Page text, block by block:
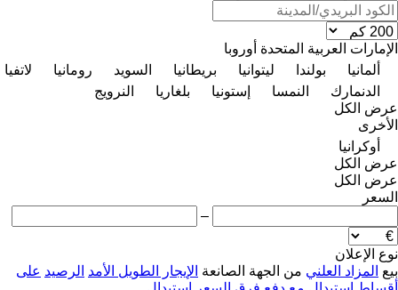
الإمارات العربية المتحدة أوروبا
ألمانيا
بولندا ليتوانيا بريطانيا السويد رومانيا
لاتفيا
الدنمارك
النمسا إستونيا بلغاريا
النرويج
عرض الكل
الأخرى
أوكرانيا
عرض الكل
عرض الكل
السعر
–
نوع الإعلان
بيع المزاد العلني من الجهة الصانعة الإيجار الطويل الأمد الرصيد على